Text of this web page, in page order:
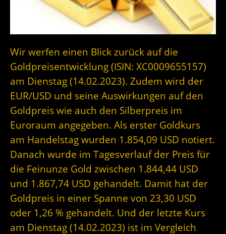
Wir werfen einen Blick zurück auf die
Goldpreisentwicklung (ISIN: XC0009655157)
am Dienstag (14.02.2023). Zudem wird der
EUR/USD und seine Auswirkungen auf den
Goldpreis wie auch den Silberpreis im
Euroraum angegeben. Als erster Goldkurs
am Handelstag wurden 1.854,09 USD notiert.
Danach wurde im Tagesverlauf der Preis für
die Feinunze Gold zwischen 1.844,44 USD
und 1.867,74 USD gehandelt. Damit hat der
Goldpreis in einer Spanne von 23,30 USD
oder 1,26 % gehandelt. Und der letzte Kurs
am Dienstag (14.02.2023) ist im Vergleich